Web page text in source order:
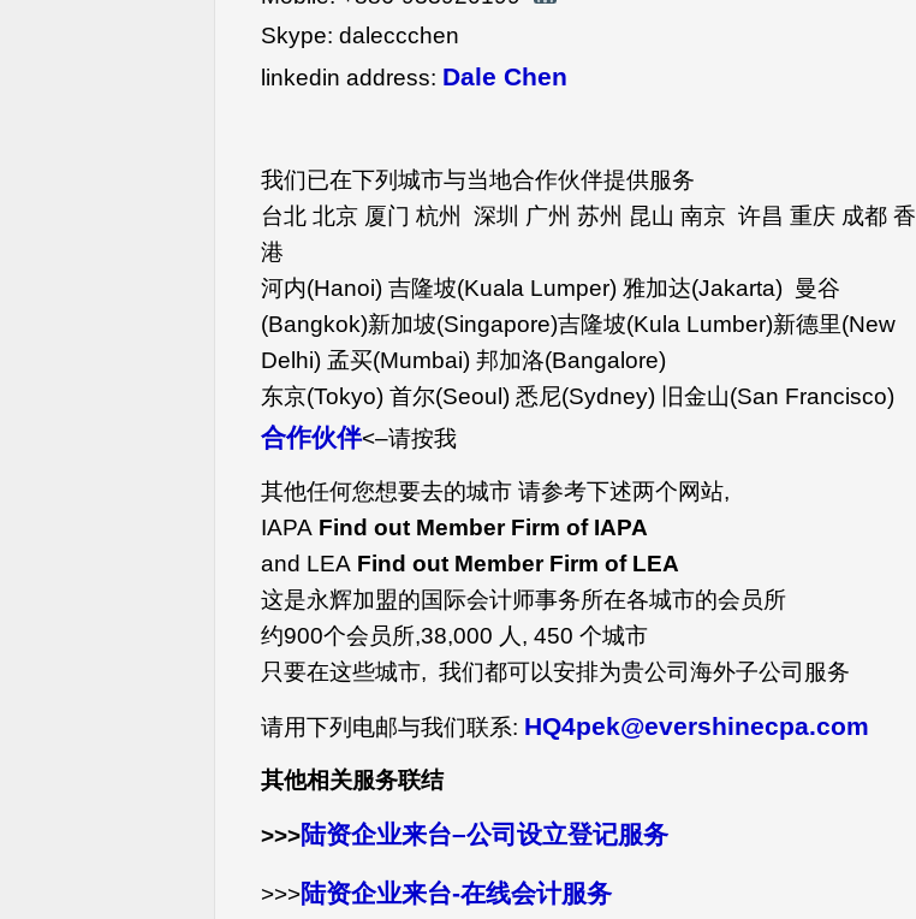
Skype: daleccchen
linkedin address: Dale Chen
我们已在下列城市与当地合作伙伴提供服务
台北 北京 厦门 杭州 深圳 广州 苏州 昆山 南京 许昌 重庆 成都 香
港
河内(Hanoi) 吉隆坡(Kuala Lumper) 雅加达(Jakarta) 曼谷
(Bangkok)新加坡(Singapore)吉隆坡(Kula Lumber)新德里(New
Delhi) 孟买(Mumbai) 邦加洛(Bangalore)
东京(Tokyo) 首尔(Seoul) 悉尼(Sydney) 旧金山(San Francisco)
合作伙伴<–请按我
其他任何您想要去的城市 请参考下述两个网站,
IAPA Find out Member Firm of IAPA
and LEA Find out Member Firm of LEA
这是永辉加盟的国际会计师事务所在各城市的会员所
约900个会员所,38,000 人, 450 个城市
只要在这些城市, 我们都可以安排为贵公司海外子公司服务
请用下列电邮与我们联系: HQ4pek@evershinecpa.com
其他相关服务联结
>>>陆资企业来台–公司设立登记服务
>>>陆资企业来台-在线会计服务